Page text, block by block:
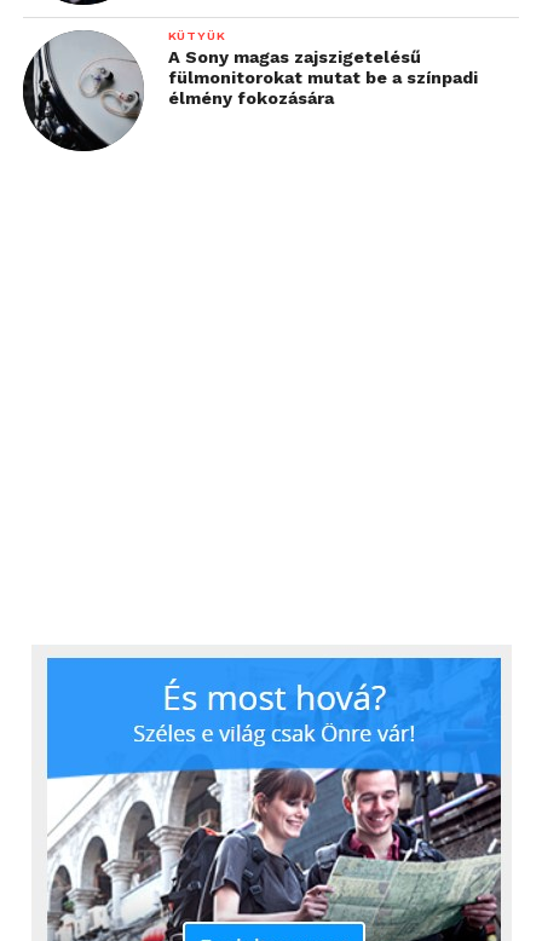
KÜTYÜK
A Sony magas zajszigetelésű
fülmonitorokat mutat be a színpadi
élmény fokozására